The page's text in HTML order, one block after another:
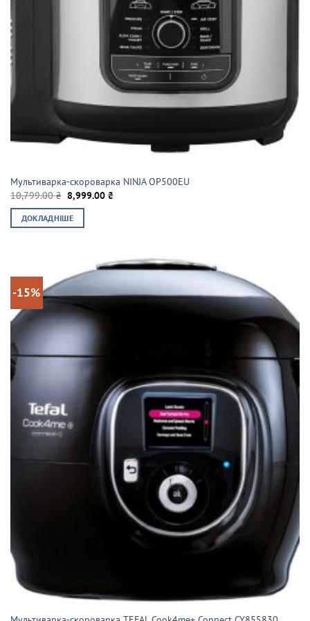
Мультиварка-скороварка NINJA OP500EU
10,799.00₴ Оригінальна
ціна:
10,799.00 ₴.
8,999.00₴
ДОКЛАДНІШЕ
-15%